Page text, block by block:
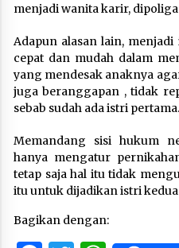
menjadi wanita karir,
Adapun alasan lain,
cepat dan mudah dalam
yang mendesak anaknya
juga beranggapan , tidak
sebab sudah ada istri pertama.
Memandang sisi hukum
hanya mengatur
tetap saja hal itu tidak
itu untuk dijadikan istri
Bagikan dengan: